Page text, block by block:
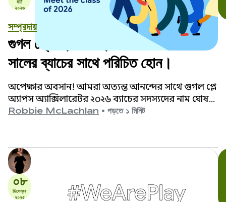
মার্চ
২০২৬
সম্প্রদায়
গুগল প্লে অ্যাপস অ্যাক্সেলারেটরের ২০২৬
সালের ব্যাচের সাথে পরিচিত হোন।
অপেক্ষার অবসান! আমরা অত্যন্ত আনন্দের সাথে গুগল প্লে
অ্যাপস অ্যাক্সিলারেটর ২০২৬ ব্যাচের সদস্যদের নাম ঘোষণা
করছি।
Robbie McLachlan • পড়তে ১ মিনিট
০৮
ডিসেম্বর
২০২৫